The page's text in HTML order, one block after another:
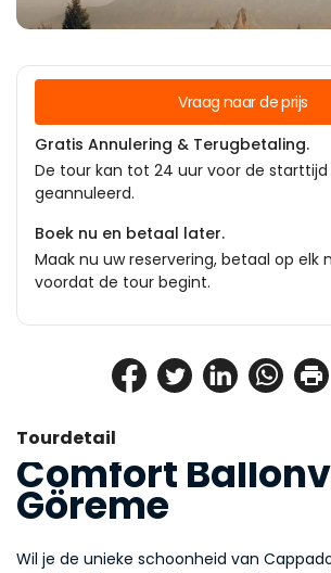
Tourdetail
Comfort
Göreme
Wil je de unieke schoonheid van
Vraag naar de prijs
Gratis Annulering & Terugbetaling.
De tour kan tot 24 uur voor de starttijd
geannuleerd.
Boek nu en betaal later.
Maak nu uw reservering, betaal op elk
voordat de tour begint.